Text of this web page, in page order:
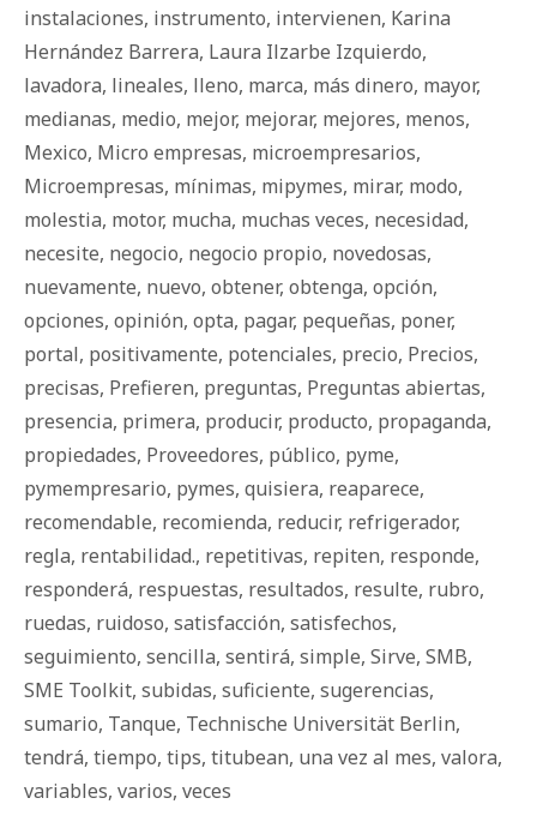
instalaciones, instrumento, intervienen, Karina
Hernández Barrera, Laura Ilzarbe Izquierdo,
lavadora, lineales, lleno, marca, más dinero, mayor,
medianas, medio, mejor, mejorar, mejores, menos,
Mexico, Micro empresas, microempresarios,
Microempresas, mínimas, mipymes, mirar, modo,
molestia, motor, mucha, muchas veces, necesidad,
necesite, negocio, negocio propio, novedosas,
nuevamente, nuevo, obtener, obtenga, opción,
opciones, opinión, opta, pagar, pequeñas, poner,
portal, positivamente, potenciales, precio, Precios,
precisas, Prefieren, preguntas, Preguntas abiertas,
presencia, primera, producir, producto, propaganda,
propiedades, Proveedores, público, pyme,
pymempresario, pymes, quisiera, reaparece,
recomendable, recomienda, reducir, refrigerador,
regla, rentabilidad., repetitivas, repiten, responde,
responderá, respuestas, resultados, resulte, rubro,
ruedas, ruidoso, satisfacción, satisfechos,
seguimiento, sencilla, sentirá, simple, Sirve, SMB,
SME Toolkit, subidas, suficiente, sugerencias,
sumario, Tanque, Technische Universität Berlin,
tendrá, tiempo, tips, titubean, una vez al mes, valora,
variables, varios, veces